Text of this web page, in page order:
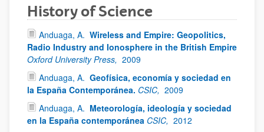
History of Science
Anduaga, A. Wireless and Empire: Geopolitics,
Radio Industry and Ionosphere in the British Empire
Oxford University Press, 2009
Anduaga, A. Geofísica, economía y sociedad en
la España Contemporánea. CSIC, 2009
Anduaga, A. Meteorología, ideología y sociedad
en la España contemporánea CSIC, 2012